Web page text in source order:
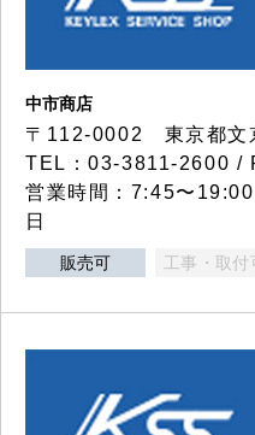
中市商店
〒112-0002 東京都文
TEL：03-3811-2600 /
営業時間：7:45〜
日
販売可 工事・取付